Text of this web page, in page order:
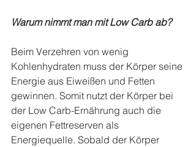
Warum nimmt man mit Low Carb ab?
Beim Verzehren von wenig
Kohlenhydraten muss der Körper seine
Energie aus Eiweißen und Fetten
gewinnen. Somit nutzt der Körper bei
der Low Carb-Ernährung auch die
eigenen Fettreserven als
Energiequelle. Sobald der Körper